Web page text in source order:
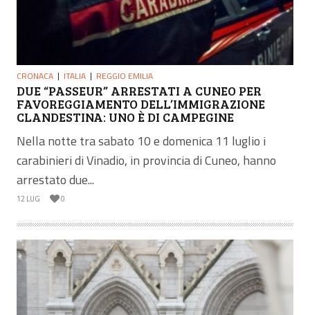
CRONACA ITALIA REGGIO EMILIA
DUE “PASSEUR” ARRESTATI A CUNEO PER
FAVOREGGIAMENTO DELL’IMMIGRAZIONE
CLANDESTINA: UNO È DI CAMPEGINE
Nella notte tra sabato 10 e domenica 11 luglio i
carabinieri di Vinadio, in provincia di Cuneo, hanno
arrestato due...
12 LUG 0